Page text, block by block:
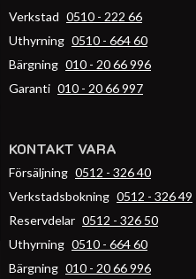
Verkstad 0510 - 222 66
Uthyrning 0510 - 664 60
Bärgning 010 - 20 66 996
Garanti 010 - 20 66 997
KONTAKT VARA
Försäljning 0512 - 326 40
Verkstadsbokning 0512 - 326 49
Reservdelar 0512 - 326 50
Uthyrning 0510 - 664 60
Bärgning 010 - 20 66 996